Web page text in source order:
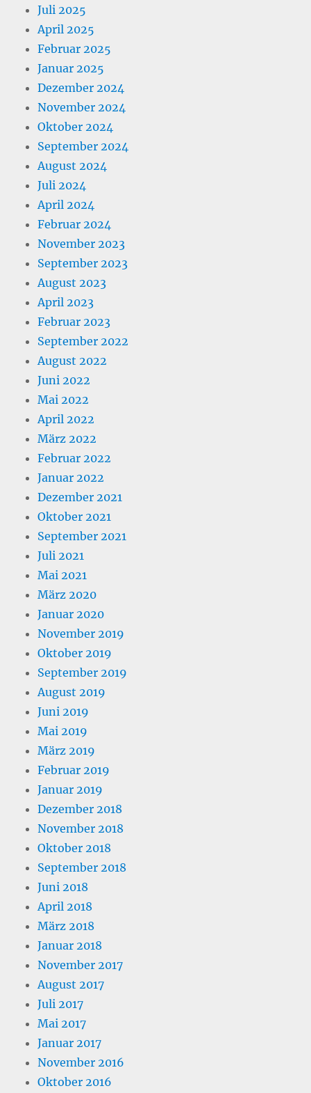
Juli 2025
April 2025
Februar 2025
Januar 2025
Dezember 2024
November 2024
Oktober 2024
September 2024
August 2024
Juli 2024
April 2024
Februar 2024
November 2023
September 2023
August 2023
April 2023
Februar 2023
September 2022
August 2022
Juni 2022
Mai 2022
April 2022
März 2022
Februar 2022
Januar 2022
Dezember 2021
Oktober 2021
September 2021
Juli 2021
Mai 2021
März 2020
Januar 2020
November 2019
Oktober 2019
September 2019
August 2019
Juni 2019
Mai 2019
März 2019
Februar 2019
Januar 2019
Dezember 2018
November 2018
Oktober 2018
September 2018
Juni 2018
April 2018
März 2018
Januar 2018
November 2017
August 2017
Juli 2017
Mai 2017
Januar 2017
November 2016
Oktober 2016